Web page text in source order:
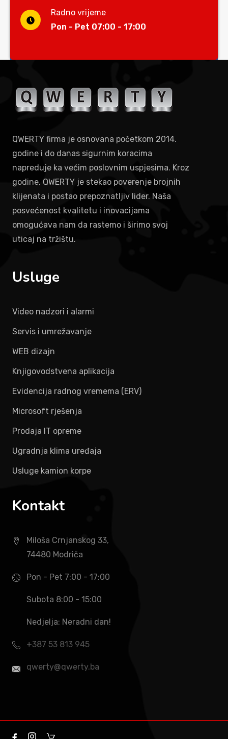
Radno vrijeme
Pon - Pet 07:00 - 17:00
QWERTY firma je osnovana početkom 2014.
godine i do danas sigurnim koracima
napreduje ka većim poslovnim uspjesima. Kroz
godine, QWERTY je stekao poverenje brojnih
klijenata i postao prepoznatljiv lider. Naša
posvećenost kvalitetu i inovacijama
omogućava nam da rastemo i širimo svoj
uticaj na tržištu.
Usluge
Video nadzori i alarmi
Servis i umrežavanje
WEB dizajn
Knjigovodstvena aplikacija
Evidencija radnog vremema (ERV)
Microsoft rješenja
Prodaja IT opreme
Ugradnja klima uređaja
Usluge kamion korpe
Kontakt
Miloša Crnjanskog 33,
74480 Modriča
Pon - Pet 7:00 - 17:00
Subota 8:00 - 15:00
Nedjelja: Neradni dan!
+387 53 813 945
qwerty@qwerty.ba